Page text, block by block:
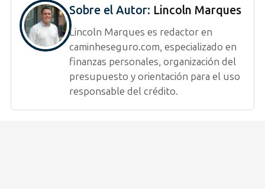
Sobre el Autor: Lincoln Marques
Lincoln Marques es redactor en
caminheseguro.com, especializado en
finanzas personales, organización del
presupuesto y orientación para el uso
responsable del crédito.